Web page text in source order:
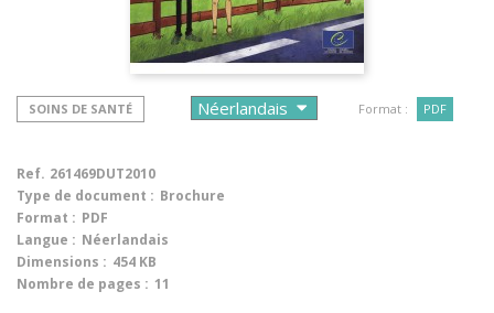
SOINS DE SANTÉ Format : PDF
Ref. 261469DUT2010
Type de document : Brochure
Format : PDF
Langue : Néerlandais
Dimensions : 454 KB
Nombre de pages : 11